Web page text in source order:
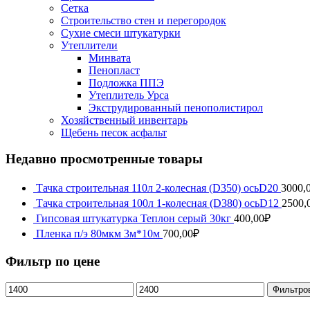
Сетка
Строительство стен и перегородок
Сухие смеси штукатурки
Утеплители
Минвата
Пенопласт
Подложка ППЭ
Утеплитель Урса
Экструдированный пенополистирол
Хозяйственный инвентарь
Щебень песок асфальт
Недавно просмотренные товары
Тачка строительная 110л 2-колесная (D350) осьD20
Тачка строительная 100л 1-колесная (D380) осьD12
Гипсовая штукатурка Теплон серый 30кг 400,00₽
Пленка п/э 80мкм 3м*10м 700,00₽
Фильтр по цене